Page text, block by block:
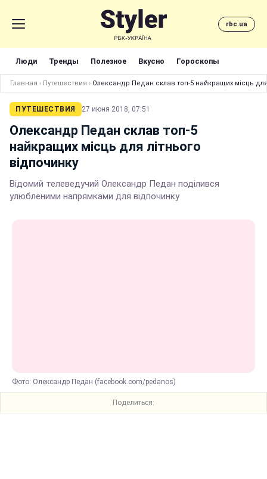
rbc.ua
Люди Тренды Полезное Вкусно Гороскопы
Главная › Путешествия › Олександр Педан склав топ-5 найкращих місць для
ПУТЕШЕСТВИЯ 27 июня 2018, 07:51
Олександр Педан склав топ-5
найкращих місць для літнього
відпочинку
Відомий телеведучий Олександр Педан поділився
улюбленими напрямками для відпочинку
Фото: Олександр Педан (facebook.com/pedanos)
Поделиться: